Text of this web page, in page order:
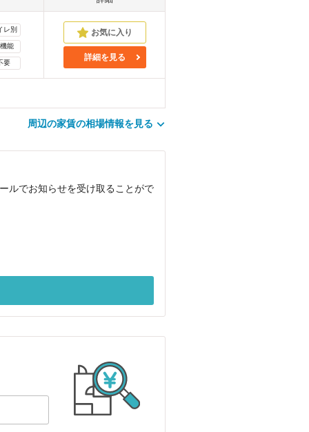
レ別
能
要
詳細を見る
周辺の家賃の相場情報を見る
ルでお知らせを受け取ることがで